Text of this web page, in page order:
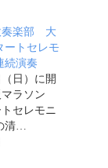
奏楽部 大
ートセレモ
続演奏
日）に開
ラソン
セレモニ
清…